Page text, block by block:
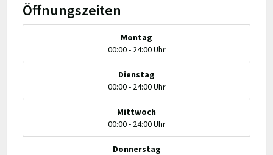
Öffnungszeiten
Montag
00:00 - 24:00 Uhr
Dienstag
00:00 - 24:00 Uhr
Mittwoch
00:00 - 24:00 Uhr
Donnerstag